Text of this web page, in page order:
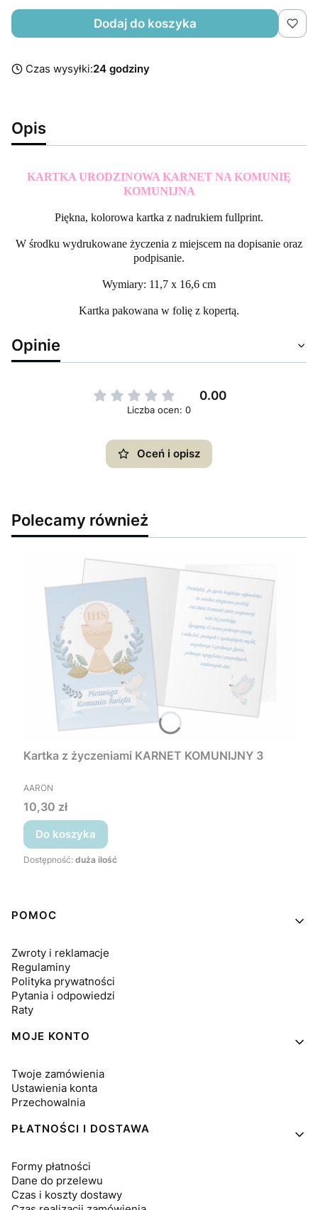
Dodaj do koszyka
Czas wysyłki:24 godziny
Opis
KARTKA URODZINOWA KARNET NA KOMUNIĘ
KOMUNIJNA
Piękna, kolorowa kartka z nadrukiem fullprint.
W środku wydrukowane życzenia z miejscem na dopisanie oraz
podpisanie.
Wymiary: 11,7 x 16,6 cm
Kartka pakowana w folię z kopertą.
Opinie
0.00
Liczba ocen: 0
Oceń i opisz
Polecamy również
Kartka z życzeniami KARNET KOMUNIJNY 3
PRODUCENT
AARON
Cena
10,30 zł
Do koszyka
Dostępność: duża ilość
Linki w stopce
POMOC
Zwroty i reklamacje
Regulaminy
Polityka prywatności
Pytania i odpowiedzi
Raty
MOJE KONTO
Twoje zamówienia
Ustawienia konta
Przechowalnia
PŁATNOŚCI I DOSTAWA
Formy płatności
Dane do przelewu
Czas i koszty dostawy